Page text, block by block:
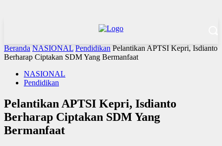
Beranda NASIONAL Pendidikan Pelantikan APTSI Kepri, Isdianto
Berharap Ciptakan SDM Yang Bermanfaat
NASIONAL
Pendidikan
Pelantikan APTSI Kepri, Isdianto
Berharap Ciptakan SDM Yang
Bermanfaat